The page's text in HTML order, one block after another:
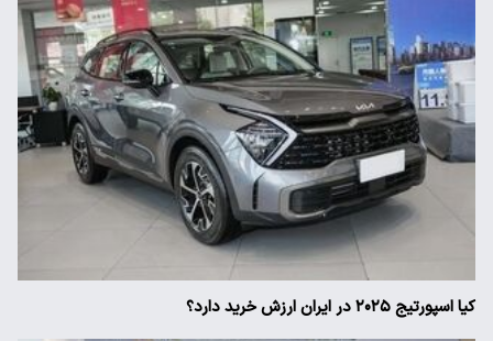
کیا اسپورتیج ۲۰۲۵ در ایران ارزش خرید دارد؟